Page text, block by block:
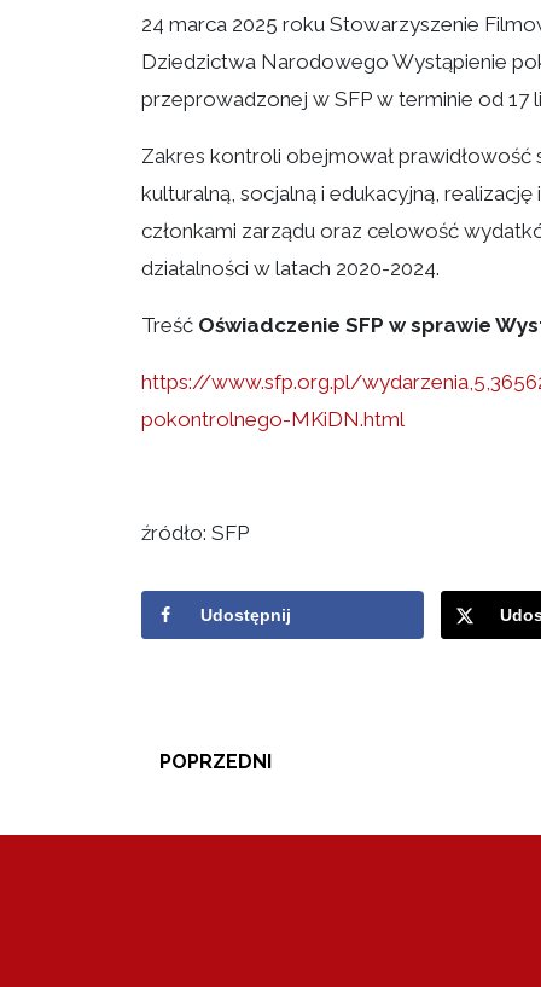
24 marca 2025 roku Stowarzyszenie
Dziedzictwa Narodowego Wystąpienie
przeprowadzonej w SFP w terminie od 17
Zakres kontroli obejmował
kulturalną, socjalną i edukacyjną,
członkami zarządu oraz celowość
działalności w latach 2020-2024.
Treść Oświadczenie SFP w sprawie
https://www.sfp.org.pl/
pokontrolnego-MKiDN.html
źródło: SFP
Udostępnij
POPRZEDNI